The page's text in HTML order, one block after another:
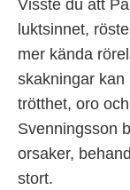
Visste du att
luktsinnet,
mer kända
skakningar
trötthet, oro
Svenningsson
orsaker,
stort.